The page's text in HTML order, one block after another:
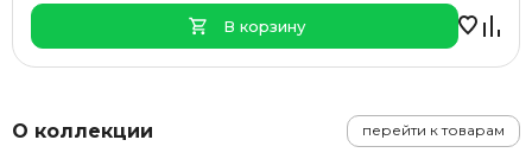
О коллекции перейти к товарам
В корзину